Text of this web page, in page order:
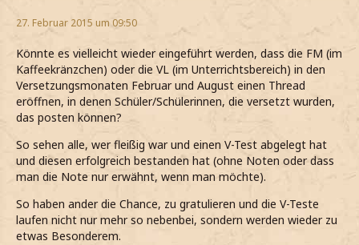
27. Februar 2015 um 09:50
Könnte es vielleicht wieder eingeführt werden, dass die FM (im
Kaffeekränzchen) oder die VL (im Unterrichtsbereich) in den
Versetzungsmonaten Februar und August einen Thread
eröffnen, in denen Schüler/Schülerinnen, die versetzt wurden,
das posten können?
So sehen alle, wer fleißig war und einen V-Test abgelegt hat
und diesen erfolgreich bestanden hat (ohne Noten oder dass
man die Note nur erwähnt, wenn man möchte).
So haben ander die Chance, zu gratulieren und die V-Teste
laufen nicht nur mehr so nebenbei, sondern werden wieder zu
etwas Besonderem.